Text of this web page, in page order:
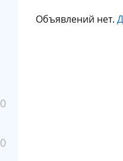
0
0
Объявлений нет.